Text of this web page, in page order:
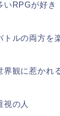
いRPGが好き
トルの両方を
界観に惹かれ
視の人